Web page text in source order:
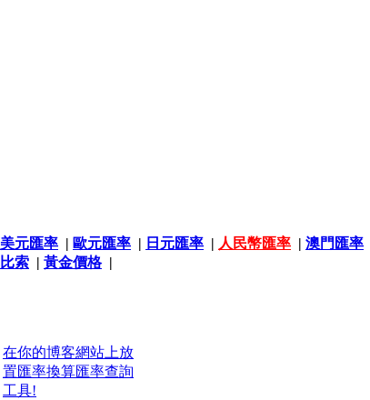
美元匯率 | 歐元匯率 | 日元匯率 | 人民幣匯率 | 澳門匯率
比索 | 黃金價格|
在你的博客網站上放
置匯率換算匯率查詢
工具!